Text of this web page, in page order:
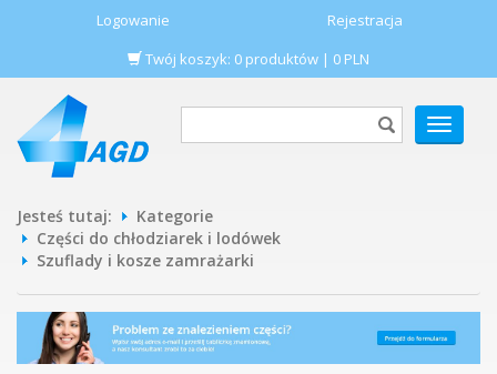
Logowanie
Rejestracja
Twój koszyk: 0 produktów | 0 PLN
POKAŻ
MENU
Jesteś tutaj:
Kategorie
Części do chłodziarek i lodówek
Szuflady i kosze zamrażarki